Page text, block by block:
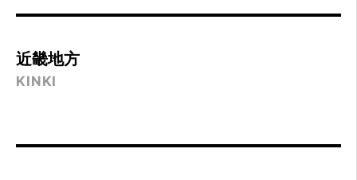
近畿地方
KINKI